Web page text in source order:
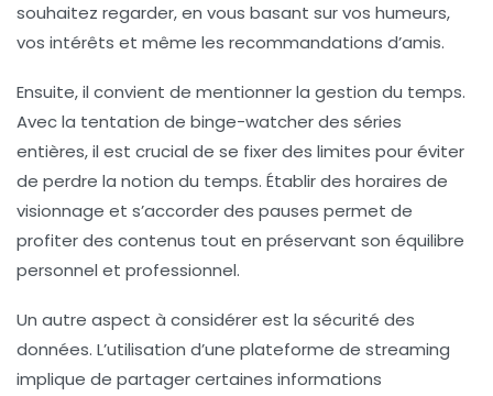
souhaitez regarder, en vous basant sur vos humeurs,
vos intérêts et même les recommandations d’amis.
Ensuite, il convient de mentionner la gestion du temps.
Avec la tentation de binge-watcher des séries
entières, il est crucial de se fixer des limites pour éviter
de perdre la notion du temps. Établir des horaires de
visionnage et s’accorder des pauses permet de
profiter des contenus tout en préservant son équilibre
personnel et professionnel.
Un autre aspect à considérer est la sécurité des
données. L’utilisation d’une plateforme de streaming
implique de partager certaines informations